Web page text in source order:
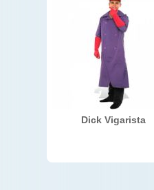
Dick Vigarista